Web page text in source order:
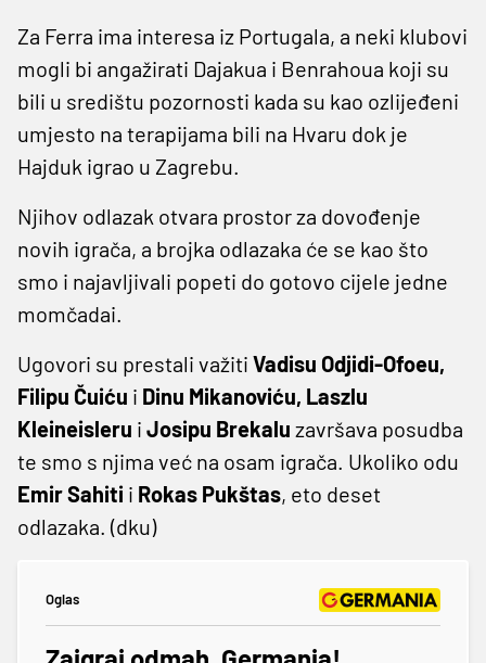
Za Ferra ima interesa iz Portugala, a neki klubovi
mogli bi angažirati Dajakua i Benrahoua koji su
bili u središtu pozornosti kada su kao ozlijeđeni
umjesto na terapijama bili na Hvaru dok je
Hajduk igrao u Zagrebu.
Njihov odlazak otvara prostor za dovođenje
novih igrača, a brojka odlazaka će se kao što
smo i najavljivali popeti do gotovo cijele jedne
momčadai.
Ugovori su prestali važiti Vadisu Odjidi-Ofoeu,
Filipu Čuiću i Dinu Mikanoviću, Laszlu
Kleineisleru i Josipu Brekalu završava posudba
te smo s njima već na osam igrača. Ukoliko odu
Emir Sahiti i Rokas Pukštas, eto deset
odlazaka. (dku)
Oglas